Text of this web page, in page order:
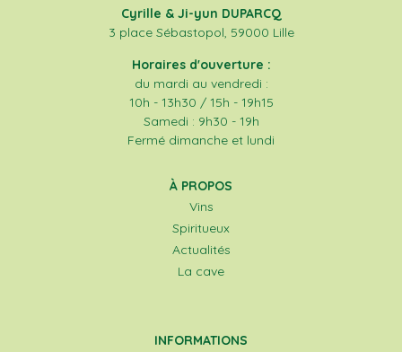
Cyrille & Ji-yun DUPARCQ
3 place Sébastopol, 59000 Lille
Horaires d'ouverture :
du mardi au vendredi :
10h - 13h30 / 15h - 19h15
Samedi : 9h30 - 19h
Fermé dimanche et lundi
À PROPOS
Vins
Spiritueux
Actualités
La cave
INFORMATIONS